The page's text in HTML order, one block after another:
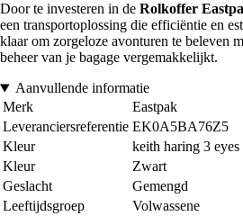
Door te investeren in de Rolkoffer
een transportoplossing die efficiëntie en
klaar om zorgeloze avonturen te beleven
beheer van je bagage vergemakkelijkt.
Aanvullende informatie
Merk
Eastpak
Leveranciersreferentie EK0A5BA76Z5
Kleur
keith haring 3 eyes
Kleur
Zwart
Geslacht
Gemengd
Leeftijdsgroep
Volwassene